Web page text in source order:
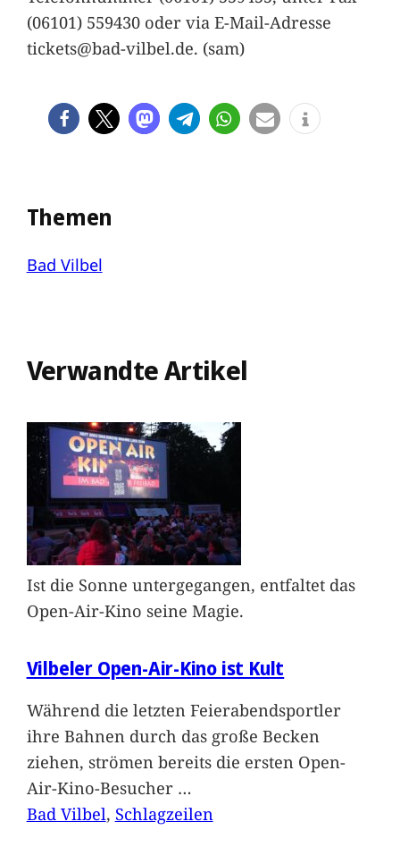
(06101) 559430 oder via E-Mail-Adresse
tickets@bad-vilbel.de. (sam)
Themen
Bad Vilbel
Verwandte Artikel
Ist die Sonne untergegangen, entfaltet das
Open-Air-Kino seine Magie.
Vilbeler Open-Air-Kino ist Kult
Während die letzten Feierabendsportler
ihre Bahnen durch das große Becken
ziehen, strömen bereits die ersten Open-
Air-Kino-Besucher …
Bad Vilbel, Schlagzeilen